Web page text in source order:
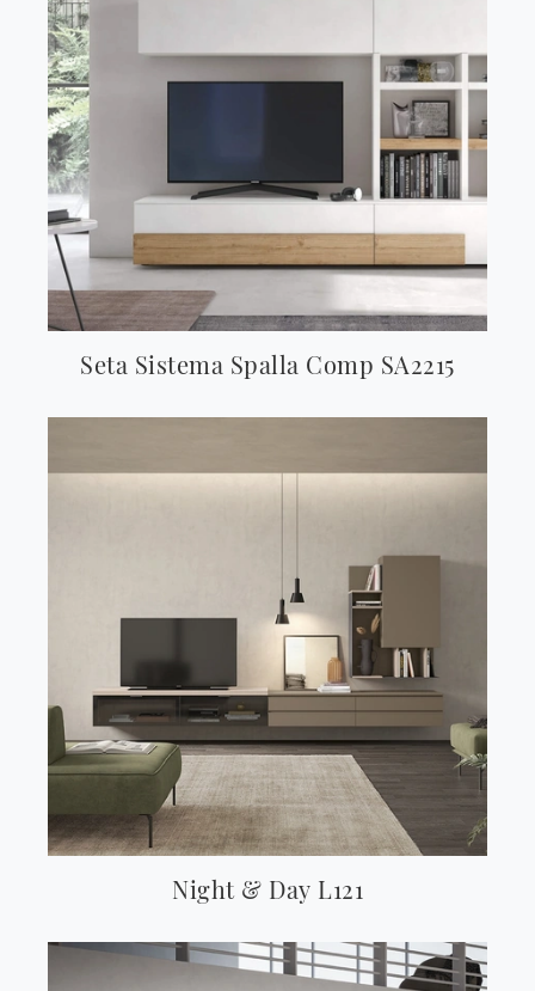
Seta Sistema Spalla Comp SA2215
Night & Day L121